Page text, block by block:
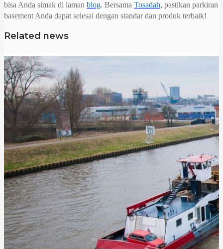
bisa Anda simak di laman blog. Bersama Tosadah, pastikan parkiran
basement Anda dapat selesai dengan standar dan produk terbaik!
Related news